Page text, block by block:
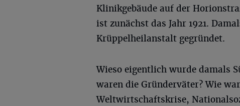
Klinikgebäude auf der
ist zunächst das Jahr 1921.
Krüppelheilanstalt gegründet.
Wieso eigentlich wurde damals
waren die Gründerväter? Wie
Weltwirtschaftskrise,